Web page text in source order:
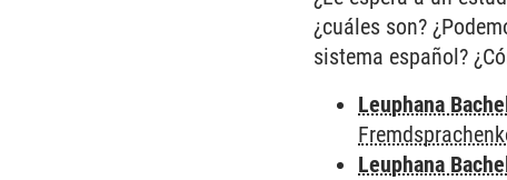
¿cuáles son?
sistema español?
Leuphana
Leuphana